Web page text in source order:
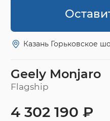
Казань Горьковское
Geely Monjaro
Flagship
4 302 190 ₽